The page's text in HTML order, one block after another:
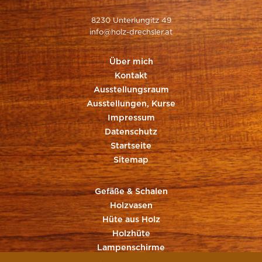
8230 Unterlungitz 49
info@holz-drechsler.at
Über mich
Kontakt
Ausstellungsraum
Ausstellungen, Kurse
Impressum
Datenschutz
Startseite
Sitemap
Gefäße & Schalen
Holzvasen
Hüte aus Holz
Holzhüte
Lampenschirme